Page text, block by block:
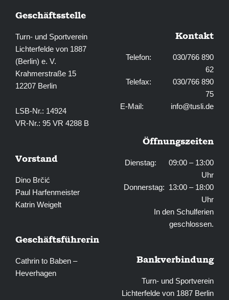
Geschäftsstelle
Turn- und Sportverein
Lichterfelde von 1887
(Berlin) e. V.
Krahmerstraße 15
12207 Berlin
LSB-Nr.: 14924
VR-Nr.: 95 VR 4288 B
Vorstand
Dino Brčić
Paul Harfenmeister
Katrin Weigelt
Geschäftsführerin
Cathrin to Baben –
Heverhagen
Kontakt
Telefon: 030/766 890
62
Telefax: 030/766 890
75
E-Mail: info@tusli.de
Öffnungszeiten
Dienstag: 09:00 – 13:00
Uhr
Donnerstag: 13:00 – 18:00
Uhr
In den Schulferien
geschlossen.
Bankverbindung
Turn- und Sportverein
Lichterfelde von 1887 Berlin